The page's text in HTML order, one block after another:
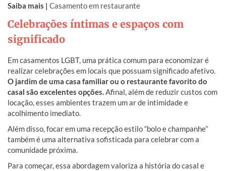
Saiba mais | Casamento em restaurante
Celebrações íntimas e espaços com
significado
Em casamentos LGBT, uma prática comum para economizar é
realizar celebrações em locais que possuam significado afetivo.
O jardim de uma casa familiar ou o restaurante favorito do
casal são excelentes opções.Afinal, além de reduzir custos com
locação, esses ambientes trazem um ar de intimidade e
acolhimento imediato.
Além disso, focar em uma recepção estilo “bolo e champanhe”
também é uma alternativa sofisticada para celebrar com a
comunidade próxima.
Para começar, essa abordagem valoriza a história do casal e